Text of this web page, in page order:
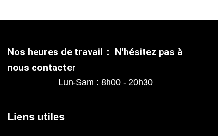
Nos heures de travail： N'hésitez pas à
nous contacter
Lun-Sam : 8h00 - 20h30
Liens utiles